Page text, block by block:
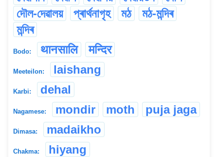
দৌল-দেৱালয়
প্ৰাৰ্থনাগৃহ মঠ
মঠ-মন্দিৰ
মন্দিৰ
Bodo: थानसालि मन्दिर
Meeteilon: laishang
Karbi: dehal
Nagamese: mondir moth puja jaga
Dimasa: madaikho
Chakma: hiyang